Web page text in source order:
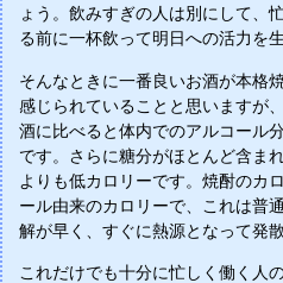
ょう。飲みすぎの人は別にして、
る前に一杯飲って明日への活力を
そんなときに一番良いお酒が本格
感じられていることと思いますが
酒に比べると体内でのアルコール
です。さらに糖分がほとんど含ま
よりも低カロリーです。焼酎のカ
ール由来のカロリーで、これは普
解が早く、すぐに熱源となって発
これだけでも十分に忙しく働く人